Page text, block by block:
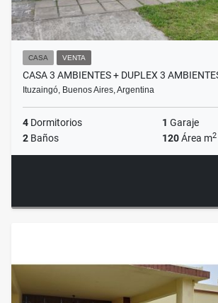
CASA VENTA
CASA 3 AMBIENTES + DUPLEX 3
Ituzaingó, Buenos Aires, Argentina
4 Dormitorios 1 Garaje
2 Baños 120Área m2